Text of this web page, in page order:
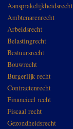
Aansprakelijkheidsrecht
Ambtenarenrecht
Arbeidsrecht
Belastingrecht
Bestuursrecht
Bouwrecht
Burgerlijk recht
Contractenrecht
Financieel recht
Fiscaal recht
Gezondheidsrecht